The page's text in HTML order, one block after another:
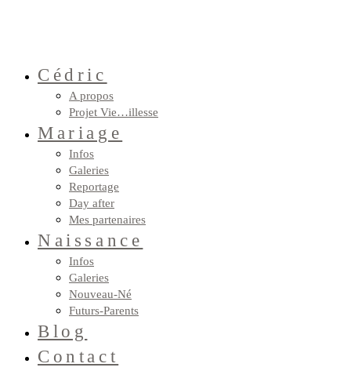
Cédric
A propos
Projet Vie…illesse
Mariage
Infos
Galeries
Reportage
Day after
Mes partenaires
Naissance
Infos
Galeries
Nouveau-Né
Futurs-Parents
Blog
Contact